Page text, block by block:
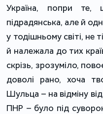
Україна, попри
підрадянська, але й
у тодішньому світі, не
й належала до тих
скрізь, зрозуміло,
доволі рано, хоча
Шульца – на відміну
ПНР – було під